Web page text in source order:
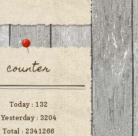
counter
Today : 132
Yesterday : 3204
Total : 2341266